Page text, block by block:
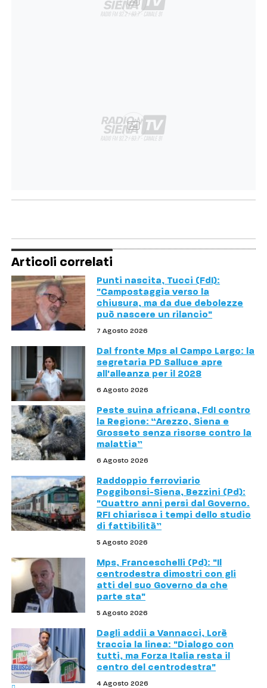
Ad
Articoli correlati
Punti nascita, Tucci (FdI):
"Campostaggia verso la
chiusura, ma da due debolezze
può nascere un rilancio"
7 Agosto 2026
Dal fronte Mps al Campo Largo: la
segretaria PD Salluce apre
all'alleanza per il 2028
6 Agosto 2026
Peste suina africana, FdI contro
la Regione: “Arezzo, Siena e
Grosseto senza risorse contro la
malattia”
6 Agosto 2026
Raddoppio ferroviario
Poggibonsi-Siena, Bezzini (Pd):
"Quattro anni persi dal Governo.
RFI chiarisca i tempi dello studio
di fattibilità”
5 Agosto 2026
Mps, Franceschelli (Pd): "Il
centrodestra dimostri con gli
atti del suo Governo da che
parte sta"
5 Agosto 2026
Dagli addii a Vannacci, Lorè
traccia la linea: "Dialogo con
tutti, ma Forza Italia resta il
centro del centrodestra"
4 Agosto 2026